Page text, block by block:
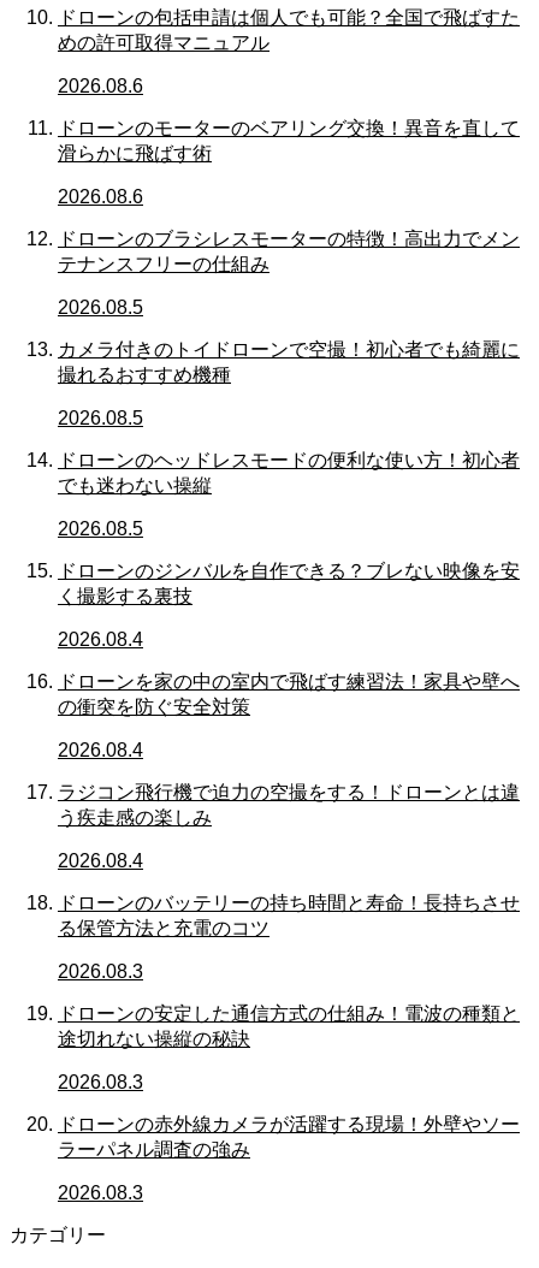
ドローンの包括申請は個人でも可能？全国で飛ばすた
めの許可取得マニュアル
2026.08.6
ドローンのモーターのベアリング交換！異音を直して
滑らかに飛ばす術
2026.08.6
ドローンのブラシレスモーターの特徴！高出力でメン
テナンスフリーの仕組み
2026.08.5
カメラ付きのトイドローンで空撮！初心者でも綺麗に
撮れるおすすめ機種
2026.08.5
ドローンのヘッドレスモードの便利な使い方！初心者
でも迷わない操縦
2026.08.5
ドローンのジンバルを自作できる？ブレない映像を安
く撮影する裏技
2026.08.4
ドローンを家の中の室内で飛ばす練習法！家具や壁へ
の衝突を防ぐ安全対策
2026.08.4
ラジコン飛行機で迫力の空撮をする！ドローンとは違
う疾走感の楽しみ
2026.08.4
ドローンのバッテリーの持ち時間と寿命！長持ちさせ
る保管方法と充電のコツ
2026.08.3
ドローンの安定した通信方式の仕組み！電波の種類と
途切れない操縦の秘訣
2026.08.3
ドローンの赤外線カメラが活躍する現場！外壁やソー
ラーパネル調査の強み
2026.08.3
カテゴリー